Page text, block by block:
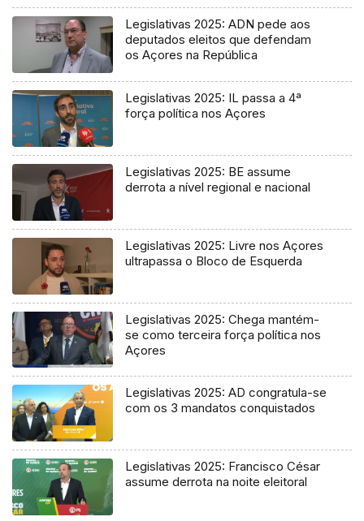
Legislativas 2025: ADN pede aos
deputados eleitos que defendam
os Açores na República
Legislativas 2025: IL passa a 4ª
força política nos Açores
Legislativas 2025: BE assume
derrota a nível regional e nacional
Legislativas 2025: Livre nos Açores
ultrapassa o Bloco de Esquerda
Legislativas 2025: Chega mantém-
se como terceira força política nos
Açores
Legislativas 2025: AD congratula-se
com os 3 mandatos conquistados
Legislativas 2025: Francisco César
assume derrota na noite eleitoral